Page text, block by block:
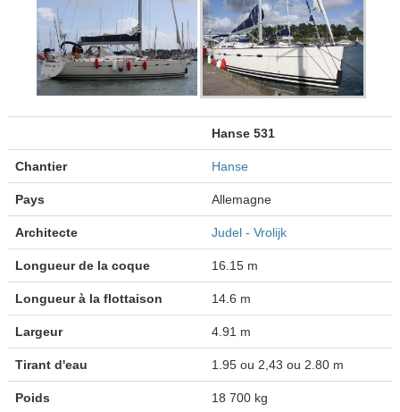
Hanse 531
Chantier Hanse
Pays Allemagne
Architecte Judel - Vrolijk
Longueur de la coque 16.15 m
Longueur à la flottaison 14.6 m
Largeur 4.91 m
Tirant d'eau 1.95 ou 2,43 ou 2.80 m
Poids 18 700 kg